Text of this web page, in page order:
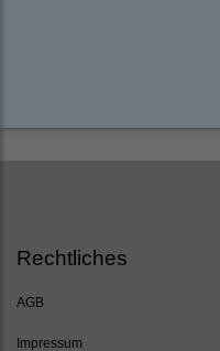
Rechtliches
AGB
Impressum